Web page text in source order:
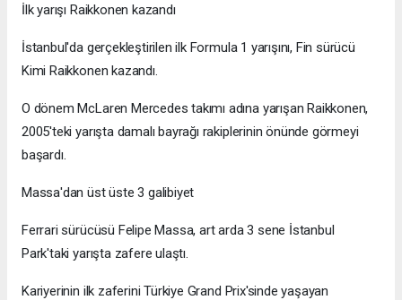
İlk yarışı Raikkonen kazandı
İstanbul'da gerçekleştirilen ilk Formula 1 yarışını, Fin sürücü
Kimi Raikkonen kazandı.
O dönem McLaren Mercedes takımı adına yarışan Raikkonen,
2005'teki yarışta damalı bayrağı rakiplerinin önünde görmeyi
başardı.
Massa'dan üst üste 3 galibiyet
Ferrari sürücüsü Felipe Massa, art arda 3 sene İstanbul
Park'taki yarışta zafere ulaştı.
Kariyerinin ilk zaferini Türkiye Grand Prix'sinde yaşayan